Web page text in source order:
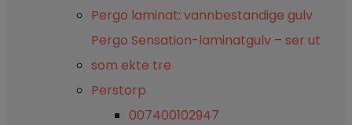
Pergo laminat: vannbestandige gulv
Pergo Sensation-laminatgulv – ser ut
som ekte tre
Perstorp
007400102947